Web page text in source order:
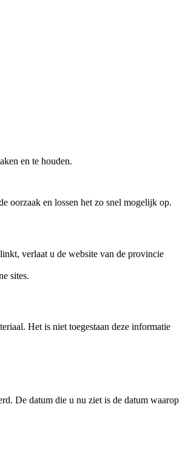
en te houden.
oorzaak en lossen het zo snel mogelijk op.
verlaat u de website van de provincie
sites.
Het is niet toegestaan deze informatie
De datum die u nu ziet is de datum waarop